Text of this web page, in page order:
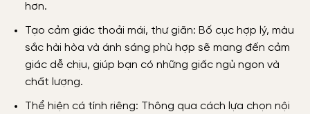
hơn.
Tạo cảm giác thoải mái, thư giãn: Bố cục hợp lý, màu
sắc hài hòa và ánh sáng phù hợp sẽ mang đến cảm
giác dễ chịu, giúp bạn có những giấc ngủ ngon và
chất lượng.
Thể hiện cá tính riêng: Thông qua cách lựa chọn nội